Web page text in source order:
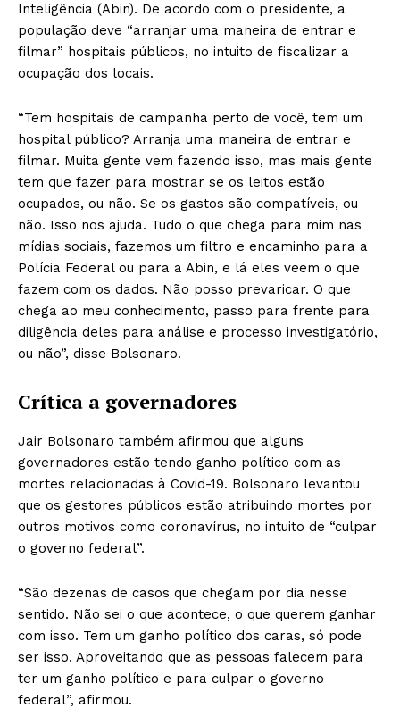
Inteligência (Abin). De acordo com o presidente, a
população deve “arranjar uma maneira de entrar e
filmar” hospitais públicos, no intuito de fiscalizar a
ocupação dos locais.
“Tem hospitais de campanha perto de você, tem um
hospital público? Arranja uma maneira de entrar e
filmar. Muita gente vem fazendo isso, mas mais gente
tem que fazer para mostrar se os leitos estão
ocupados, ou não. Se os gastos são compatíveis, ou
não. Isso nos ajuda. Tudo o que chega para mim nas
mídias sociais, fazemos um filtro e encaminho para a
Polícia Federal ou para a Abin, e lá eles veem o que
fazem com os dados. Não posso prevaricar. O que
chega ao meu conhecimento, passo para frente para
diligência deles para análise e processo investigatório,
ou não”, disse Bolsonaro.
Crítica a governadores
Jair Bolsonaro também afirmou que alguns
governadores estão tendo ganho político com as
mortes relacionadas à Covid-19. Bolsonaro levantou
que os gestores públicos estão atribuindo mortes por
outros motivos como coronavírus, no intuito de “culpar
o governo federal”.
“São dezenas de casos que chegam por dia nesse
sentido. Não sei o que acontece, o que querem ganhar
com isso. Tem um ganho político dos caras, só pode
ser isso. Aproveitando que as pessoas falecem para
ter um ganho político e para culpar o governo
federal”, afirmou.